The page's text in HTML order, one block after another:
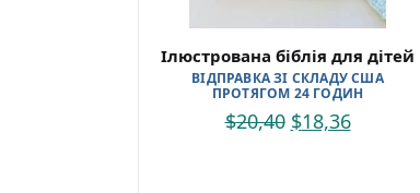
Ілюстрована біблія для дітей
ВІДПРАВКА ЗІ СКЛАДУ США
ПРОТЯГОМ 24 ГОДИН
$20,40 $18,36